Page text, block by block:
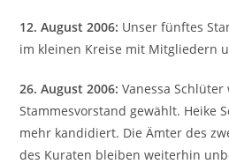
12. August 2006: Unser fünftes
im kleinen Kreise mit Mitgliedern
26. August 2006: Vanessa
Stammesvorstand gewählt. Heike
mehr kandidiert. Die Ämter des
des Kuraten bleiben weiterhin